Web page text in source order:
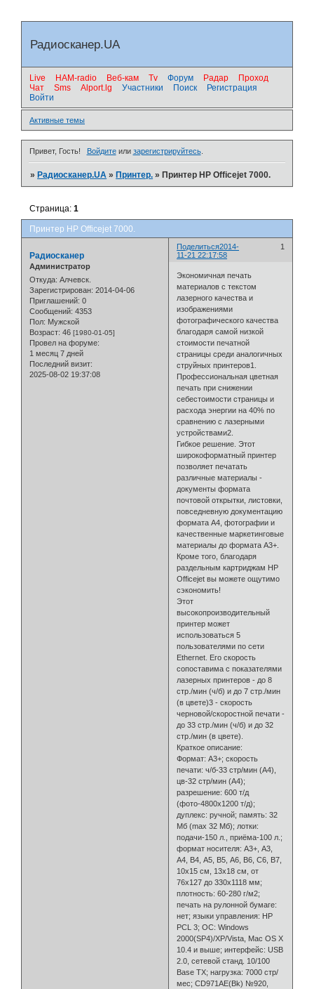
Радиосканер.UA
Live HAM-radio Веб-кам Tv Форум Радар
Проход
Чат
Sms Alport.lg Участники Поиск
Регистрация
Войти
Активные темы
Привет, Гость! Войдитеили зарегистрируйтесь.
»Радиосканер.UA »Принтер. »Принтер HP Officejet 7000.
Принтер HP Officejet 7000.
Страница:1
Поделиться 1
2014-
11-21 22:17:58
Радиосканер
Администратор
Откуда: Алчевск.
Зарегистрирован: 2014-04-06
Приглашений: 0
Сообщений: 4353
Пол: Мужской
Возраст: 46 [1980-01-05]
Провел на форуме:
1 месяц 7 дней
Последний визит:
2025-08-02 19:37:08
Экономичная печать
материалов с текстом
лазерного качества и
изображениями
фотографического качества
благодаря самой низкой
стоимости печатной
страницы среди аналогичных
струйных принтеров1.
Профессиональная цветная
печать при снижении
себестоимости страницы и
расхода энергии на 40% по
сравнению с лазерными
устройствами2.
Гибкое решение. Этот
широкоформатный принтер
позволяет печатать
различные материалы -
документы формата
почтовой открытки, листовки,
повседневную документацию
формата A4, фотографии и
качественные маркетинговые
материалы до формата A3+.
Кроме того, благодаря
раздельным картриджам HP
Officejet вы можете ощутимо
сэкономить!
Этот
высокопроизводительный
принтер может
использоваться 5
пользователями по сети
Ethernet. Его скорость
сопоставима с показателями
лазерных принтеров - до 8
стр./мин (ч/б) и до 7 стр./мин
(в цвете)3 - скорость
черновой/скоростной печати -
до 33 стр./мин (ч/б) и до 32
стр./мин (в цвете).
Краткое описание:
Формат: A3+; скорость
печати: ч/б-33 стр/мин (А4),
цв-32 стр/мин (А4);
разрешение: 600 т/д
(фото-4800x1200 т/д);
дуплекс: ручной; память: 32
Мб (max 32 Мб); лотки:
подачи-150 л., приёма-100 л.;
формат носителя: А3+, А3,
А4, В4, А5, В5, А6, В6, С6, В7,
10х15 см, 13х18 см, от
76х127 до 330х1118 мм;
плотность: 60-280 г/м2;
печать на рулонной бумаге:
нет; языки управления: HP
PCL 3; ОС: Windows
2000(SP4)/XP/Vista, Mac OS X
10.4 и выше; интерфейс: USB
2.0, сетевой станд. 10/100
Base TX; нагрузка: 7000 cтр/
мес; CD971AE(Bk) №920,